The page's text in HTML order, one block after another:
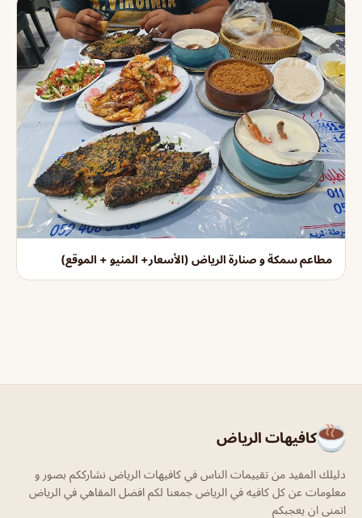
مطاعم سمكة و صنارة الرياض (الأسعار+ المنيو + الموقع)
كافيهات الرياض
دليلك المفيد من تقييمات الناس في كافيهات الرياض نشارككم بصور و
معلومات عن كل كافيه في الرياض جمعنا لكم افضل المقاهي في الرياض
اتمنى ان يعجبكم